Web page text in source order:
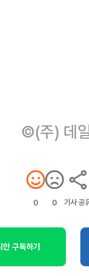
©(주) 데
0 0 기사 공
안 구독하기